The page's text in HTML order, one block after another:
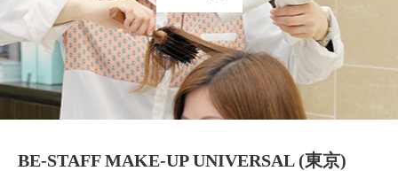
BE-STAFF MAKE-UP UNIVERSAL (東京)